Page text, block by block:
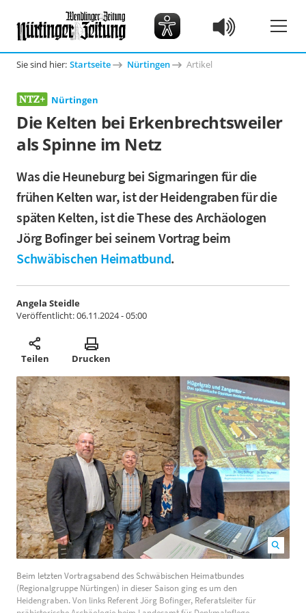
Sie sind hier: Startseite Nürtingen Artikel
Nürtingen
Die Kelten bei Erkenbrechtsweiler
als Spinne im Netz
Was die Heuneburg bei Sigmaringen für die
frühen Kelten war, ist der Heidengraben für die
späten Kelten, ist die These des Archäologen
Jörg Bofinger bei seinem Vortrag beim
Schwäbischen Heimatbund.
Angela Steidle
Veröffentlicht:06.11.2024 - 05:00
Teilen Drucken
Heimatbundes (Regionalgruppe Nürtingen) in dieser
Saison ging es um den Heidengraben. Von links
Beim letzten Vortragsabend des Schwäbischen Heimatbundes
(Regionalgruppe Nürtingen) in dieser Saison ging es um den
Heidengraben. Von links Referent Jörg Bofinger, Referatsleiter für